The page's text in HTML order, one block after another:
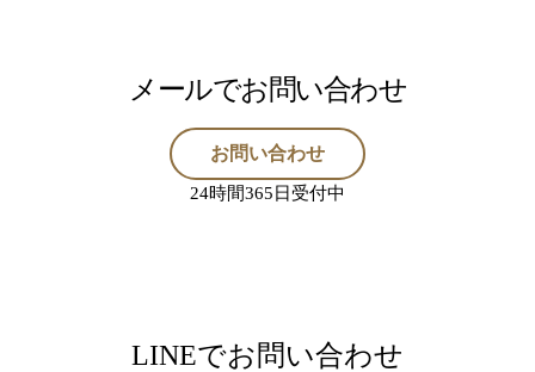
メールでお問い合わせ
お問い合わせ
24時間365日受付中
LINEでお問い合わせ